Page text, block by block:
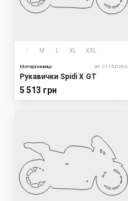
M XL XXL
Моторукавиці art. С115,026,S
Рукавички Spidi X GT
5 513 грн